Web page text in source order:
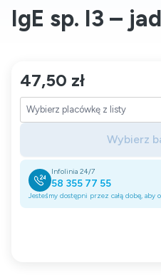
IgE sp. I3 –
47,50 zł
Wybierz
Infolinia 24/7
58 355 77 55
Jesteśmy dostępni przez całą dobę, aby